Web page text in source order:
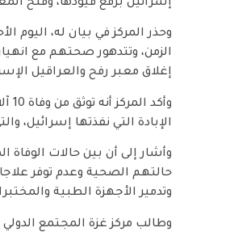
إسرائيل برفع قيودها، وفتح
وحذر المركز في بيان له،
الزمن، وتتدهور صحتهم مع
إغلاق معبر رفح والعراقيل
الإبادة التي نفذتها إسرائيل،
وأشار إلى أن بين حالات
حالتهم الصحية وعدم توفر
وتدمير الأجهزة الطبية
وطالب مركز غزة المجتمع